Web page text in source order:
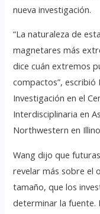
nueva investigación.
“La naturaleza de
magnetares más
dice cuán extremos
compactos”,
Investigación en el
Interdisciplinaria en
Northwestern en
Wang dijo que
revelar más sobre el
tamaño, que los
determinar la fuente.